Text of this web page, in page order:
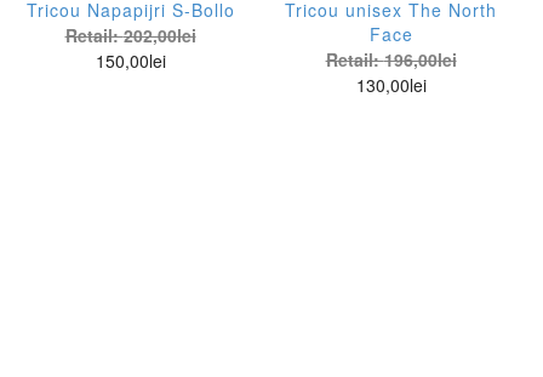
Tricou Napapijri S-Bollo
Retail:202,00lei
150,00lei
Tricou unisex The North
Face
Retail:196,00lei
130,00lei